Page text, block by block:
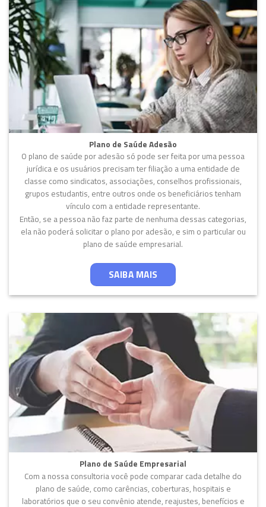
Plano de Saúde Adesão
O plano de saúde por adesão só pode ser feita por uma pessoa
jurídica e os usuários precisam ter filiação a uma entidade de
classe como sindicatos, associações, conselhos profissionais,
grupos estudantis, entre outros onde os beneficiários tenham
vínculo com a entidade representante.
Então, se a pessoa não faz parte de nenhuma dessas categorias,
ela não poderá solicitar o plano por adesão, e sim o particular ou
plano de saúde empresarial.
SAIBA MAIS
Plano de Saúde Empresarial
Com a nossa consultoria você pode comparar cada detalhe do
plano de saúde, como carências, coberturas, hospitais e
laboratórios que o seu convênio atende, reajustes, benefícios e